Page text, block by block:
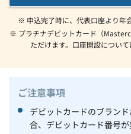
※ 申込完了時に、代表口座より年
※ プラチナデビットカード（
ただけます。口座開設について
ご注意事項
デビットカードのブラン
合、デビットカード番号が